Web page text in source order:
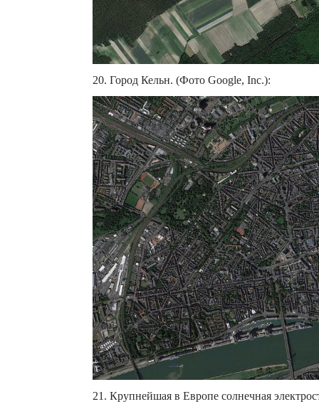
20. Город Кельн. (Фото Google, Inc.):
21. Крупнейшая в Европе солнечная